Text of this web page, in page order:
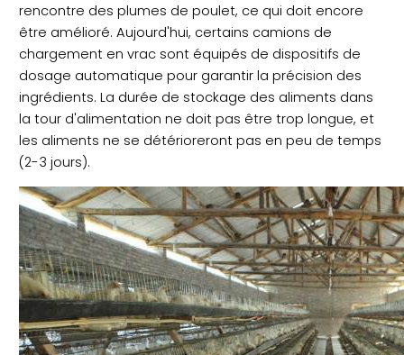
rencontre des plumes de poulet, ce qui doit encore
être amélioré. Aujourd'hui, certains camions de
chargement en vrac sont équipés de dispositifs de
dosage automatique pour garantir la précision des
ingrédients. La durée de stockage des aliments dans
la tour d'alimentation ne doit pas être trop longue, et
les aliments ne se détérioreront pas en peu de temps
(2-3 jours).